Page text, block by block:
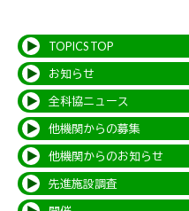
TOPICS TOP
お知らせ
全科協ニュース
他機関からの募集
他機関からのお知らせ
先進施設調査